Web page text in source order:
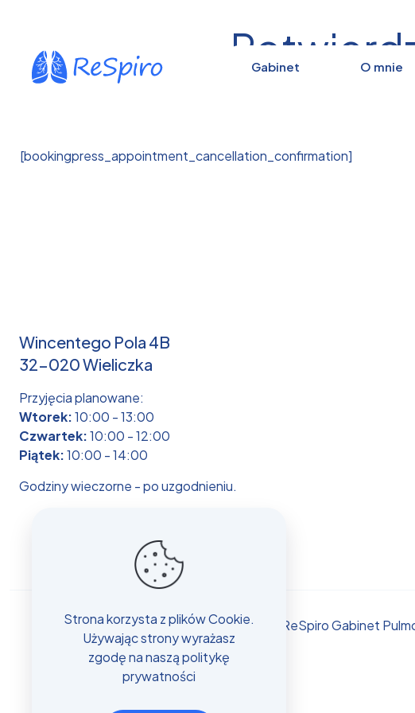
Gabinet O mnie
[bookingpress_appointment_cancellation_confirmation]
Wincentego Pola 4B
32-020 Wieliczka
Przyjęcia planowane:
Wtorek:10:00 - 13:00
Czwartek:10:00 - 12:00
Piątek:10:00 - 14:00
Godziny wieczorne - po uzgodnieniu.
© ReSpiro Gabinet
Strona korzysta z plików Cookie.
Używając strony wyrażasz
zgodę na naszą politykę
prywatności